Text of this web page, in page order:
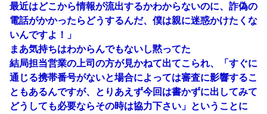
最近はどこから情報が流出するかわからないのに、詐偽の
電話がかかったらどうするんだ、僕は親に迷惑かけたくな
いんですよ！」
まあ気持ちはわからんでもないし黙ってた
結局担当営業の上司の方が見かねて出てこられ、「すぐに
通じる携帯番号がないと場合によっては審査に影響するこ
ともあるんですが、とりあえず今回は書かずに出してみて
どうしても必要ならその時は協力下さい」ということに